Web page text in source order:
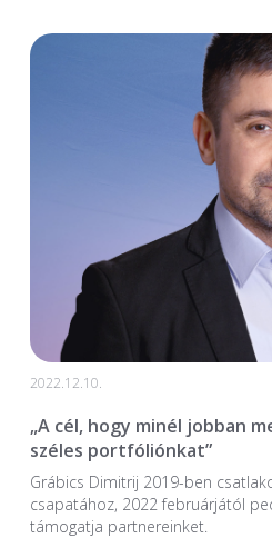
2022.12.10.
„A cél, hogy minél jobban
széles portfóliónkat”
Grábics Dimitrij 2019-ben
csapatához, 2022 februárjától
támogatja partnereinket.